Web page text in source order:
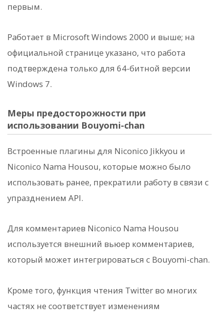
первым.
Работает в Microsoft Windows 2000 и выше; на
официальной странице указано, что работа
подтверждена только для 64-битной версии
Windows 7.
Меры предосторожности при
использовании Bouyomi-chan
Встроенные плагины для Niconico Jikkyou и
Niconico Nama Housou, которые можно было
использовать ранее, прекратили работу в связи с
упразднением API.
Для комментариев Niconico Nama Housou
используется внешний вьюер комментариев,
который может интегрироваться с Bouyomi-chan.
Кроме того, функция чтения Twitter во многих
частях не соответствует изменениям